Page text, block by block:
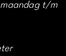
maandag t/m